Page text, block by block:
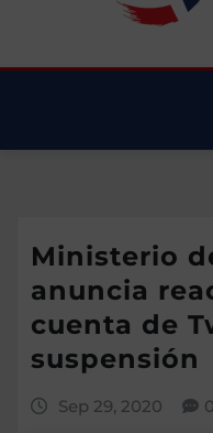
Ministerio
anuncia
cuenta de
suspensión
Sep 29, 2020 0